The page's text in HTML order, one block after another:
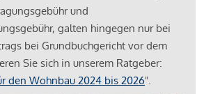
und
galten hingegen nur bei
bei Grundbuchgericht vor dem
Sie sich in unserem Ratgeber:
den Wohnbau 2024 bis 2026".